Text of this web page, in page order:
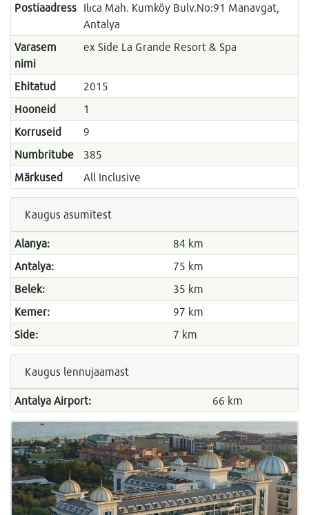
Postiaadress Ilıca Mah. Kumköy Bulv.No:91 Manavgat,
Antalya
Varasem
nimi
ex Side La Grande Resort & Spa
Ehitatud
2015
Hooneid
1
Korruseid
9
Numbritube
385
Märkused
All Inclusive
Kaugus asumitest
Alanya:
84 km
Antalya:
75 km
Belek:
35 km
Kemer:
97 km
Side:
7 km
Kaugus lennujaamast
Antalya Airport: 66 km